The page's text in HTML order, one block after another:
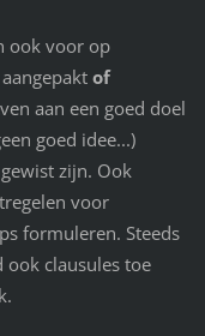
ook voor op
of
aan een goed doel
goed idee...)
zijn. Ook
voor
formuleren. Steeds
ook clausules toe